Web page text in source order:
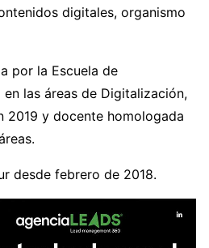
digitales, organismo
por la Escuela de
las áreas de Digitalización,
2019 y docente homologada
desde febrero de 2018.